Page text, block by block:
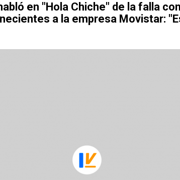
en "Hola Chiche" de la falla
a la empresa Movistar: